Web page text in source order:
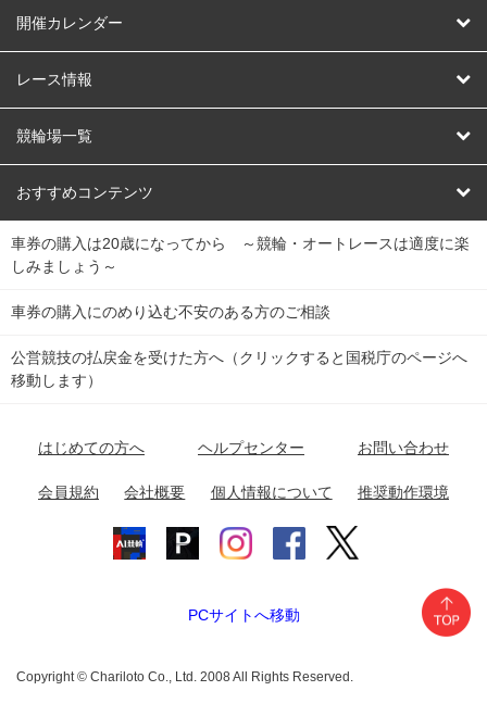
はじめての方へ
開催カレンダー
競輪
オートレース
競輪くじ
Dokanto!
チャリロトプラザ
レース情報
レース予想
レース結果
キャリーオーバー一覧
競輪場一覧
北日本 函館競輪場
関
東
弥彦競輪場 前橋競輪場 取手競輪場 宇都宮競輪場
関
東
小田原競輪場
名古屋競輪場 岐阜競輪場 大垣競輪場 豊橋競輪場
富山競輪場 松阪競輪場 四日市競輪場
福井競輪場 奈良競輪場 向日町競輪場
おすすめコンテンツ
競輪選手情報
Perfecta Navi
netkeirin
車券の購入は20歳になってから ～競輪・オートレースは適度に楽
しみましょう～
車券の購入にのめり込む不安のある方のご相談
公営競技の払戻金を受けた方へ（クリックすると国税庁のページへ
移動します）
はじめての方へ ヘルプセンター お問い合わせ
会員規約 会社概要 個人情報について 推奨動作環境
PCサイトへ移動
Copyright © Chariloto Co., Ltd. 2008 All Rights Reserved.